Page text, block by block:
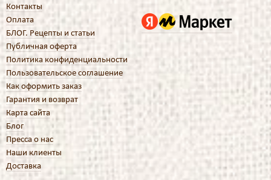
Контакты
Оплата
БЛОГ. Рецепты и статьи
Публичная оферта
Политика конфиденциальности
Пользовательское соглашение
Как оформить заказ
Гарантия и возврат
Карта сайта
Блог
Пресса о нас
Наши клиенты
Доставка